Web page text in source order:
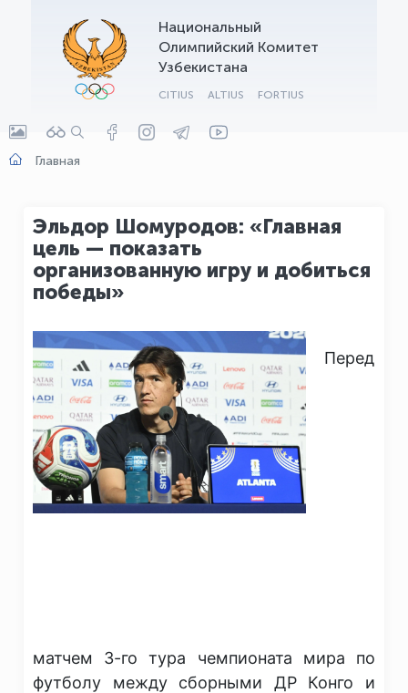
Национальный
Олимпийский Комитет
Узбекистана
CITIUS ALTIUS FORTIUS
Главная
Эльдор Шомуродов: «Главная
цель — показать
организованную игру и добиться
победы»
​Перед
матчем 3-го тура чемпионата мира по
футболу между сборными ДР Конго и
OLYMPCHIK AI - yordamchi
Онлайн · olympic.uz